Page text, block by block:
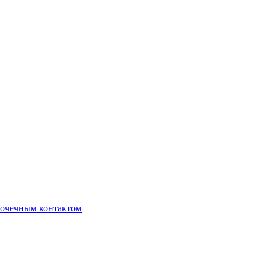
контактом